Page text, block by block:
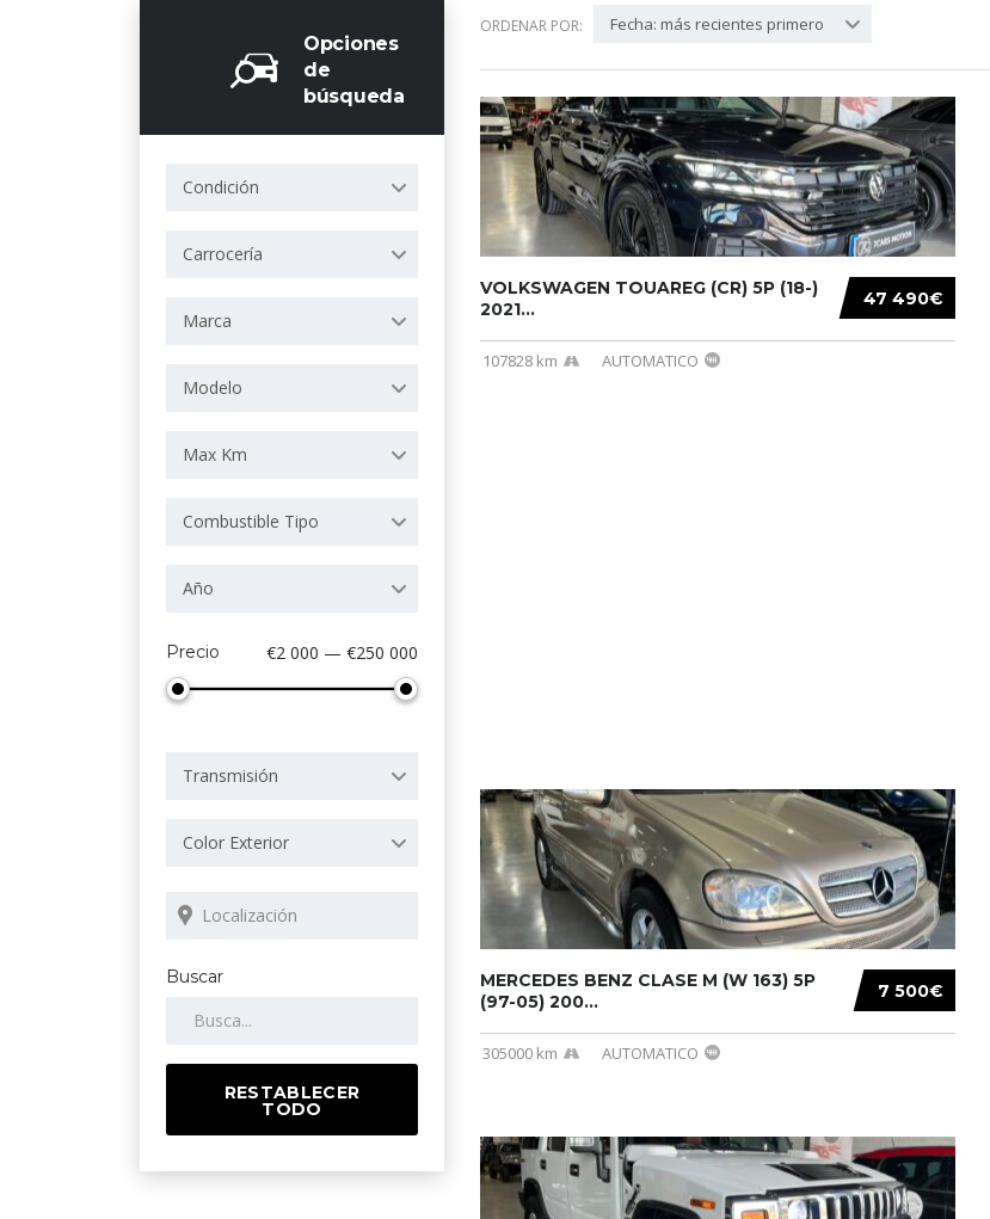
Opciones
de
búsqueda
Condición
Carrocería
Marca
Modelo
Max Km
Combustible Tipo
Año
Precio €2 000 — €250 000
Transmisión
Color Exterior
Buscar
RESTABLECER
TODO
ORDENAR POR: Fecha: más recientes primero
47 490€
VOLKSWAGEN TOUAREG (CR) 5P (18-)
2021...
107828 km AUTOMATICO
7 500€
MERCEDES BENZ CLASE M (W 163) 5P
(97-05) 200...
305000 km AUTOMATICO